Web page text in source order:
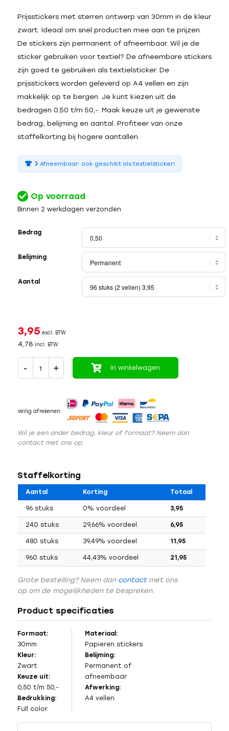
Prijsstickers met sterren ontwerp van 30mm in de kleur
zwart. Ideaal om snel producten mee aan te prijzen.
De stickers zijn permanent of afneembaar. Wil je de
sticker gebruiken voor textiel? De afneembare stickers
zijn goed te gebruiken als textielsticker. De
prijsstickers worden geleverd op A4 vellen en zijn
makkelijk op te bergen. Je kunt kiezen uit de
bedragen 0,50 t/m 50,-. Maak keuze uit je gewenste
bedrag, belijming en aantal. Profiteer van onze
staffelkorting bij hogere aantallen.
Afneembaar: ook geschikt als textielsticker!
Op voorraad
Binnen 2 werkdagen verzonden
Bedrag
Belijming
Aantal
3,95 excl. BTW
4,78 incl. BTW
In winkelwagen
Veilig afrekenen:
Wil je een ander bedrag, kleur of formaat? Neem dan
contact met ons op.
Staffelkorting
Aantal Korting Totaal
96 stuks 0% voordeel 3,95
240 stuks 29,66% voordeel 6,95
480 stuks 39,49% voordeel 11,95
960 stuks 44,43% voordeel 21,95
Grote bestelling? Neem dan contactmet ons
op om de mogelijkheden te bespreken.
Product specificaties
Formaat:
30mm
Kleur:
Zwart
Keuze uit:
0,50 t/m 50,-
Bedrukking:
Full color
Materiaal:
Papieren stickers
Belijming:
Permanent of
afneembaar
Afwerking:
A4 vellen